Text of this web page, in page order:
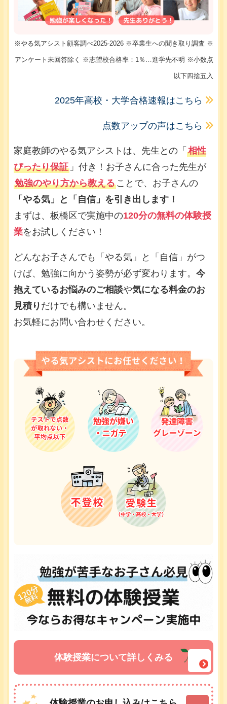
※やる気アシスト顧客調べ2025-2026 ※卒業生への聞き取り調査 ※
アンケート未回答除く ※志望校合格率：1％…進学先不明 ※小数点
以下四捨五入
2025年高校・大学合格速報はこちら
点数アップの声はこちら
家庭教師のやる気アシストは、先生との「 相性
ぴったり保証」付き！お子さんに合った先生が
勉強のやり方から教えることで、お子さんの
「やる気」と「自信」を引き出します！
まずは、板橋区で実施中の120分の無料の体験授
業をお試しください！
どんなお子さんでも「やる気」と「自信」がつ
けば、勉強に向かう姿勢が必ず変わります。 今
抱えているお悩みのご相談や気になる料金のお
見積り だけでも構いません。
お気軽にお問い合わせください。
体験授業について詳しくみる